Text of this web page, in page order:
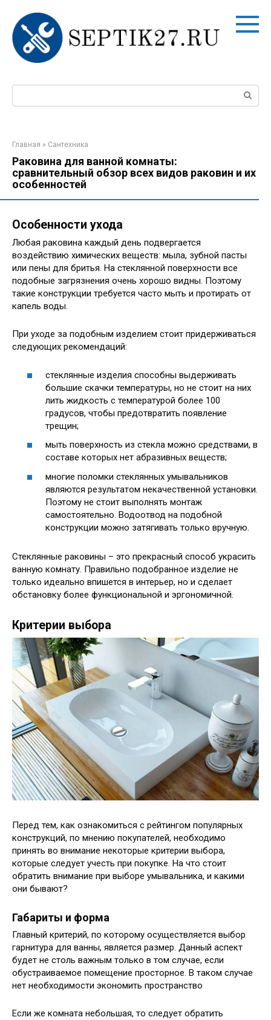
контенту
Главная » Сантехника
Раковина для ванной комнаты:
сравнительный обзор всех видов раковин и их
особенностей
Особенности ухода
Любая раковина каждый день подвергается
воздействию химических веществ: мыла, зубной пасты
или пены для бритья. На стеклянной поверхности все
подобные загрязнения очень хорошо видны. Поэтому
такие конструкции требуется часто мыть и протирать от
капель воды.
При уходе за подобным изделием стоит придерживаться
следующих рекомендаций:
стеклянные изделия способны выдерживать
большие скачки температуры, но не стоит на них
лить жидкость с температурой более 100
градусов, чтобы предотвратить появление
трещин;
мыть поверхность из стекла можно средствами, в
составе которых нет абразивных веществ;
многие поломки стеклянных умывальников
являются результатом некачественной установки.
Поэтому не стоит выполнять монтаж
самостоятельно. Водоотвод на подобной
конструкции можно затягивать только вручную.
Стеклянные раковины – это прекрасный способ украсить
ванную комнату. Правильно подобранное изделие не
только идеально впишется в интерьер, но и сделает
обстановку более функциональной и эргономичной.
Критерии выбора
Перед тем, как ознакомиться с рейтингом популярных
конструкций, по мнению покупателей, необходимо
принять во внимание некоторые критерии выбора,
которые следует учесть при покупке. На что стоит
обратить внимание при выборе умывальника, и какими
они бывают?
Габариты и форма
Главный критерий, по которому осуществляется выбор
гарнитура для ванны, является размер. Данный аспект
будет не столь важным только в том случае, если
обустраиваемое помещение просторное. В таком случае
нет необходимости экономить пространство
Если же комната небольшая, то следует обратить